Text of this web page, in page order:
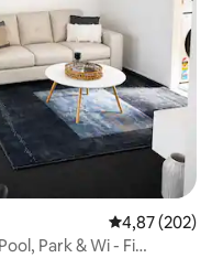
Средна
4,87 (202)
Park & Wi - Fi